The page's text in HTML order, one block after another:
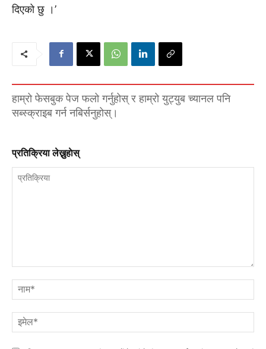
दिएको छु ।’
हाम्रो फेसबुक पेज फलो गर्नुहोस् र हाम्रो युट्युब च्यानल पनि
सब्स्क्राइब गर्न नबिर्सनुहोस्।
प्रतिक्रिया लेख्नुहाेस्